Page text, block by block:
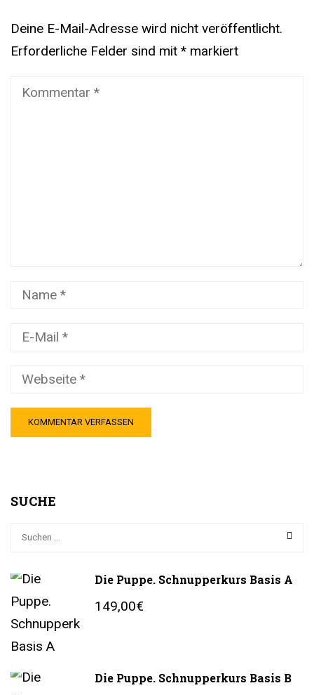
Deine E-Mail-Adresse wird nicht veröffentlicht.
Erforderliche Felder sind mit * markiert
SUCHE
Die Puppe. Schnupperkurs Basis A
149,00€
Die Puppe. Schnupperkurs Basis B